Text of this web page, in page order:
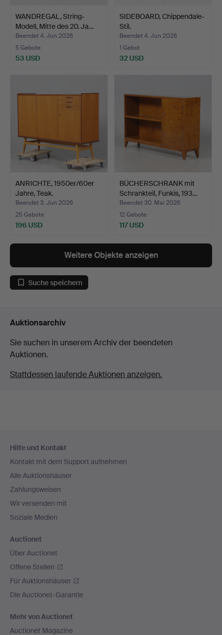
WANDREGAL, String-
Modell, Mitte des 20. Ja…
Beendet 4. Jun 2026
5 Gebote
53 USD
SIDEBOARD, Chippendale-
Stil.
Beendet 4. Jun 2026
1 Gebot
32 USD
ANRICHTE, 1950er/60er
Jahre, Teak.
Beendet 3. Jun 2026
25 Gebote
196 USD
BÜCHERSCHRANK mit
Schrankteil, Funkis, 193…
Beendet 30. Mai 2026
12 Gebote
117 USD
Weitere Objekte anzeigen
Suche speichern
Auktionsarchiv
Sie suchen in unserem Archiv der beendeten
Auktionen.
Stattdessen laufende Auktionen anzeigen.
Navigation
Hilfe und Kontakt
Kontakt mit dem Support aufnehmen
Alle Auktionshäuser
Zahlungsweisen
Wir versenden mit
Soziale Medien
Auctionet
Über Auctionet
Offene Stellen
Für Auktionshäuser
Die Auctionet-Garantie
Mehr von Auctionet
Auctionet Magazine